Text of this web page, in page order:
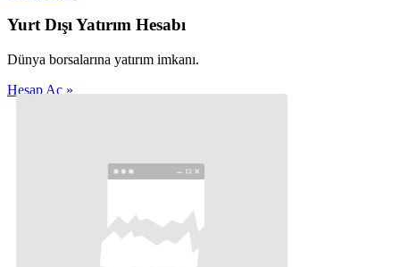
Yurt Dışı Yatırım Hesabı
Dünya borsalarına yatırım imkanı.
Hesap Aç »